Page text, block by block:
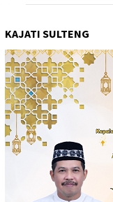
KAJATI SULTENG